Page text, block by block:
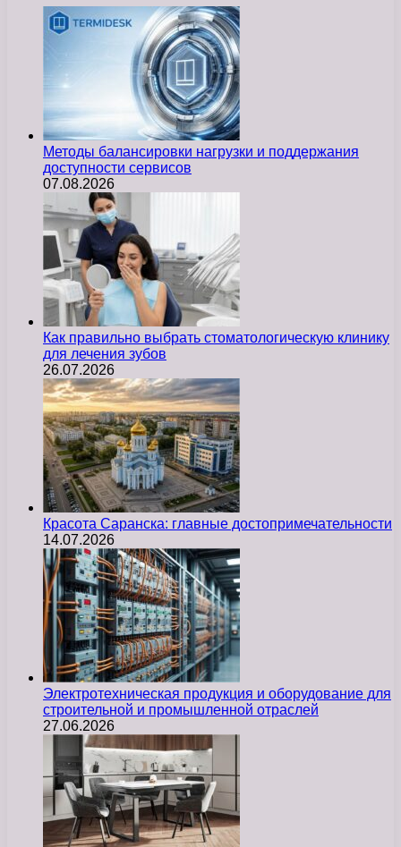
Методы балансировки нагрузки и поддержания
доступности сервисов
07.08.2026
Как правильно выбрать стоматологическую клинику
для лечения зубов
26.07.2026
Красота Саранска: главные достопримечательности
14.07.2026
Электротехническая продукция и оборудование для
строительной и промышленной отраслей
27.06.2026